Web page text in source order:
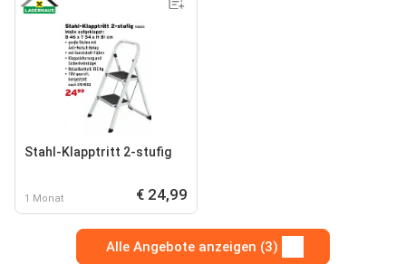
Stahl-Klapptritt 2-stufig
1 Monat € 24,99
Alle Angebote anzeigen (3)